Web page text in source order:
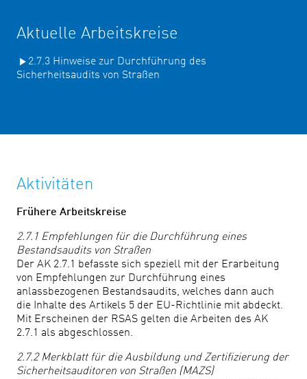
Aktuelle Arbeitskreise
2.7.3 Hinweise zur Durchführung des
Sicherheitsaudits von Straßen
Aktivitäten
Frühere Arbeitskreise
2.7.1 Empfehlungen für die Durchführung eines
Bestandsaudits von Straßen
Der AK 2.7.1 befasste sich speziell mit der Erarbeitung
von Empfehlungen zur Durchführung eines
anlassbezogenen Bestandsaudits, welches dann auch
die Inhalte des Artikels 5 der EU-Richtlinie mit abdeckt.
Mit Erscheinen der RSAS gelten die Arbeiten des AK
2.7.1 als abgeschlossen.
2.7.2 Merkblatt für die Ausbildung und Zertifizierung der
Sicherheitsauditoren von Straßen (MAZS)